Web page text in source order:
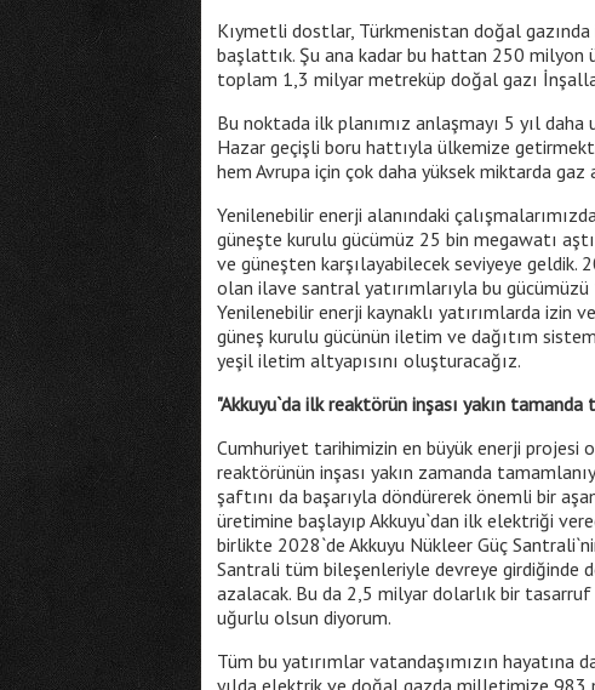
Kıymetli dostlar, Türkmenistan doğal
başlattık. Şu ana kadar bu hattan 250 milyon
toplam 1,3 milyar metreküp doğal gazı
Bu noktada ilk planımız anlaşmayı 5 yıl
Hazar geçişli boru hattıyla ülkemize
hem Avrupa için çok daha yüksek miktarda gaz
Yenilenebilir enerji alanındaki
güneşte kurulu gücümüz 25 bin megawatı
ve güneşten karşılayabilecek seviyeye
olan ilave santral yatırımlarıyla bu
Yenilenebilir enerji kaynaklı yatırımlarda izin
güneş kurulu gücünün iletim ve dağıtım
yeşil iletim altyapısını oluşturacağız.
"Akkuyu`da ilk reaktörün inşası yakın tamanda
Cumhuriyet tarihimizin en büyük enerji projesi
reaktörünün inşası yakın zamanda
şaftını da başarıyla döndürerek önemli bir
üretimine başlayıp Akkuyu`dan ilk elektriği
birlikte 2028`de Akkuyu Nükleer Güç
Santrali tüm bileşenleriyle devreye girdiğinde
azalacak. Bu da 2,5 milyar dolarlık bir tasarruf
uğurlu olsun diyorum.
Tüm bu yatırımlar vatandaşımızın hayatına
yılda elektrik ve doğal gazda milletimize 983